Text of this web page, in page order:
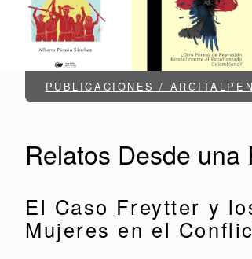
PUBLICACIONES /
Relatos Desde
El Caso Freytter y
Mujeres en el